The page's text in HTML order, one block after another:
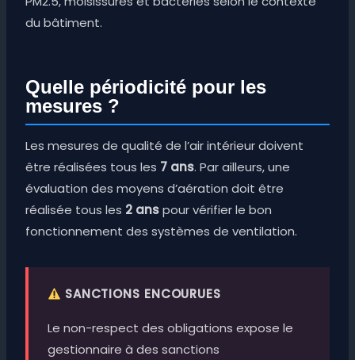
du bâtiment.
Quelle périodicité pour les
mesures ?
Les mesures de qualité de l’air intérieur doivent
être réalisées tous les 7 ans. Par ailleurs, une
évaluation des moyens d’aération doit être
réalisée tous les 2 anspour vérifier le bon
fonctionnement des systèmes de ventilation.
SANCTIONS ENCOURUES
Le non-respect des obligations expose le
gestionnaire à des sanctions